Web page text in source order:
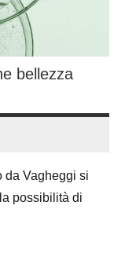
bellezza
da Vagheggi si
possibilità di